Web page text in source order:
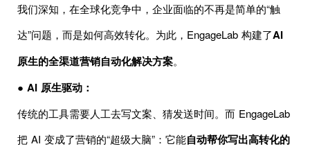
我们深知，在全球化竞争中，企业面临的不再是简单的“触
达”问题，而是如何高效转化。为此，EngageLab 构建了AI
原生的全渠道营销自动化解决方案。
● AI 原生驱动：
传统的工具需要人工去写文案、猜发送时间。而 EngageLab
把 AI 变成了营销的“超级大脑”：它能自动帮你写出高转化的